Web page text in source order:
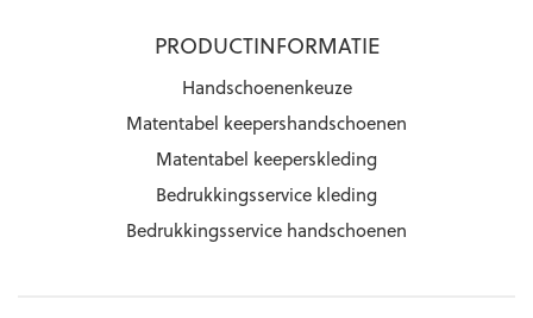
PRODUCTINFORMATIE
Handschoenenkeuze
Matentabel keepershandschoenen
Matentabel keeperskleding
Bedrukkingsservice kleding
Bedrukkingsservice handschoenen